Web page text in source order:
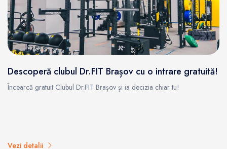
Descoperă clubul Dr.FIT Brașov cu o intrare gratuită!
Încearcă gratuit Clubul Dr.FIT Brașov și ia decizia chiar tu!
Vezi detalii